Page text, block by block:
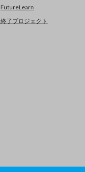
FutureLearn
終了プロジェクト